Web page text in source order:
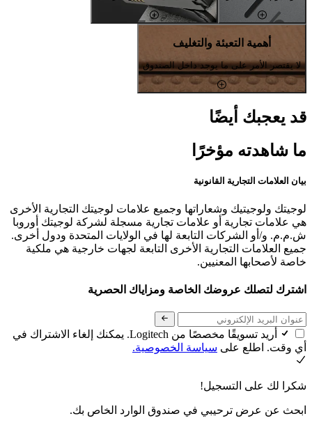
أهمية التعبئة والتغليف
لا يقتصر الأمر على ما يوجد داخل الصندوق
قد يعجبك أيضًا
ما شاهدته مؤخرًا
بيان العلامات التجارية القانونية
لوجيتك ولوجيتيك وشعاراتها وجميع علامات لوجيتك التجارية الأخرى
هي علامات تجارية أو علامات تجارية مسجلة لشركة لوجيتك أوروبا
ش.م.م. و/أو الشركات التابعة لها في الولايات المتحدة ودول أخرى.
جميع العلامات التجارية الأخرى التابعة لجهات خارجية هي ملكية
خاصة لأصحابها المعنيين.
اشترك لتصلك عروضك الخاصة ومزاياك الحصرية
أريد تسويقًا مخصصًا من Logitech. يمكنك إلغاء الاشتراك في
أي وقت. اطلع على سياسة الخصوصية.
شكرا لك على التسجيل!
ابحث عن عرض ترحيبي في صندوق الوارد الخاص بك.